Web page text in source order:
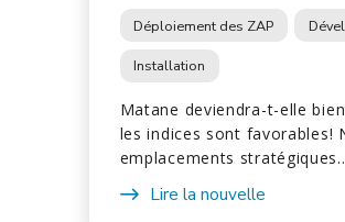
Déploiement des ZAP
Installation
Matane deviendra-t-elle
les indices sont favorables!
emplacements
Lire la nouvelle